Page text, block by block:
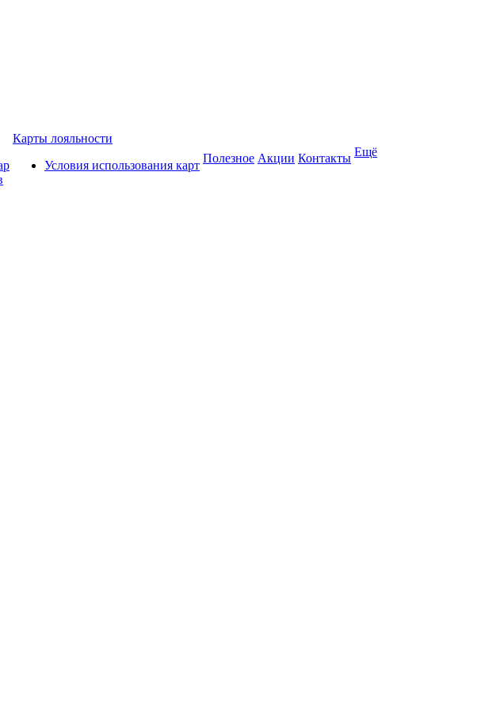
Карты лояльности
Условия использования карт
Полезное Акции Контакты Ещё